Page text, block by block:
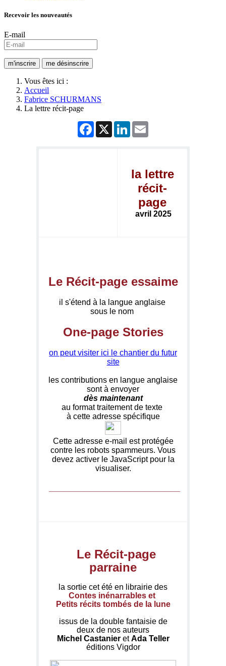
Recevoir les nouveautés
E-mail
Vous êtes ici :
Accueil
Fabrice SCHURMANS
La lettre récit-page
Facebook
X LinkedIn
la lettre
récit-
page
avril 2025
Le Récit-page essaime
il s'étend à la langue anglaise
sous le nom
One-page Stories
on peut visiter ici le chantier du futur
site
les contributions en langue anglaise
sont à envoyer
dès maintenant
au format traitement de texte
à cette adresse spécifique
Cette adresse e-mail est protégée
contre les robots spammeurs. Vous
devez activer le JavaScript pour la
visualiser.
Le Récit-page
parraine
la sortie cet été en librairie des
Contes inénarrables et
Petits récits tombés de la lune
issus de la double fantaisie de
deux de nos auteurs
Michel Castanier etAda Teller
éditions Vigdor